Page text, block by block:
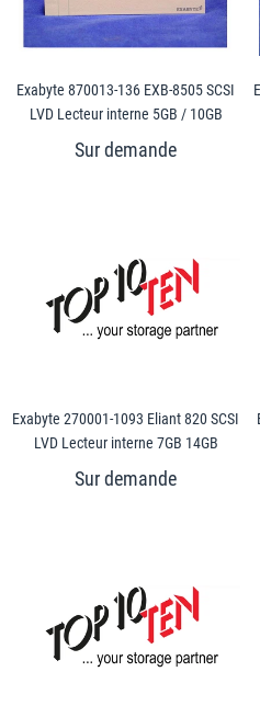
Exabyte 870013-136 EXB-8505 SCSI
LVD Lecteur interne 5GB / 10GB
Exabyte 270001-1093 Eliant 820 SCSI
LVD Lecteur interne 7GB 14GB